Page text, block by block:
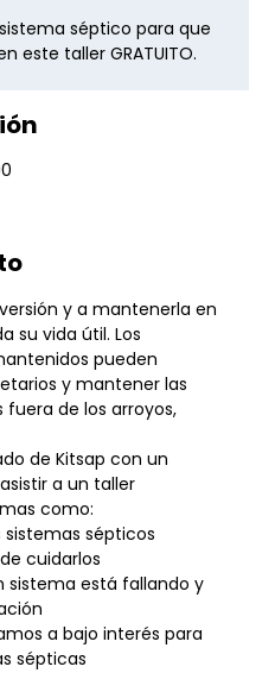
séptico para que
este taller GRATUITO.
y a mantenerla en
su vida útil. Los
pueden
y mantener las
de los arroyos,
a un taller
como:
sépticos
cuidarlos
sépticas